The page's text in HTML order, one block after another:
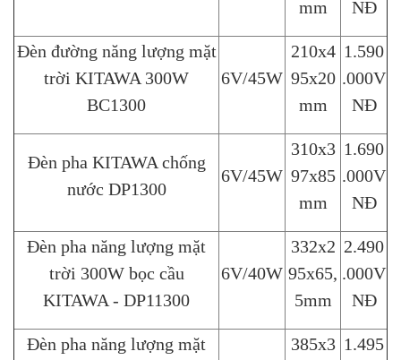
mm
NĐ
Đèn đường năng lượng mặt
trời KITAWA 300W
BC1300
6V/45W
210x4
95x20
mm
1.590
.000V
NĐ
Đèn pha KITAWA chống
nước DP1300
6V/45W
310x3
97x85
mm
1.690
.000V
NĐ
Đèn pha năng lượng mặt
trời 300W bọc cầu
KITAWA - DP11300
6V/40W
332x2
95x65,
5mm
2.490
.000V
NĐ
Đèn pha năng lượng mặt
385x3 1.495